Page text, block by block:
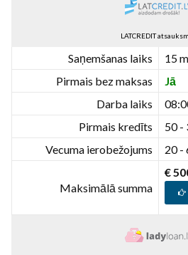
LATCREDIT
Saņemšanas laiks
15
Pirmais bez maksas
Jā
Darba laiks
Pirmais kredīts
50 -
Vecuma ierobežojums
20 -
Maksimālā summa
€